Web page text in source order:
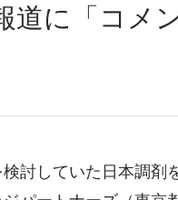
道に「コメ
討していた日本調剤